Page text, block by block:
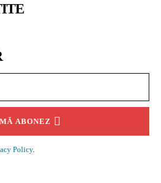
MĂ ABONEZ
Policy.